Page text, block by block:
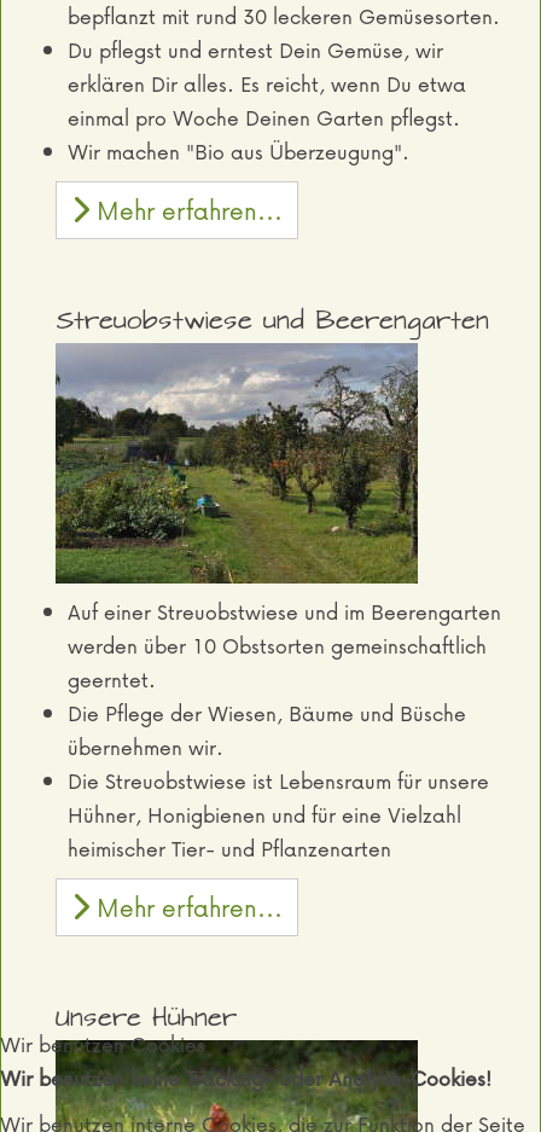
bepflanzt mit rund 30 leckeren Gemüsesorten.
Du pflegst und erntest Dein Gemüse, wir
erklären Dir alles. Es reicht, wenn Du etwa
einmal pro Woche Deinen Garten pflegst.
Wir machen "Bio aus Überzeugung".
Mehr erfahren...
Streuobstwiese und Beerengarten
Auf einer Streuobstwiese und im Beerengarten
werden über 10 Obstsorten gemeinschaftlich
geerntet.
Die Pflege der Wiesen, Bäume und Büsche
übernehmen wir.
Die Streuobstwiese ist Lebensraum für unsere
Hühner, Honigbienen und für eine Vielzahl
heimischer Tier- und Pflanzenarten
Mehr erfahren...
Unsere Hühner
Wir benutzen Cookies
Wir benutzen keine Tracking- oder Analyse-Cookies!
Wir benutzen interne Cookies, die zur Funktion der Seite